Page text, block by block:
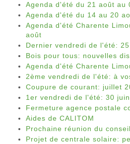
Agenda d'été du 21 août au
Agenda d'été du 14 au 20
Agenda d'été Charente
août
Dernier vendredi de l'été:
Bois pour tous: nouvelles
Agenda d'été Charente
2ème vendredi de l'été: à
Coupure de courant: juillet
1er vendredi de l'été: 30
Fermeture agence postale
Aides de CALITOM
Prochaine réunion du
Projet de centrale solaire: